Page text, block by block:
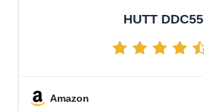
HUTT DDC55
Amazon